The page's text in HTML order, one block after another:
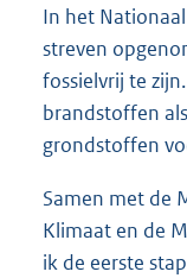
In het
streven
fossielvrij te
brandstoffen
grondstoffen
Samen met de
Klimaat en de
ik de eerste